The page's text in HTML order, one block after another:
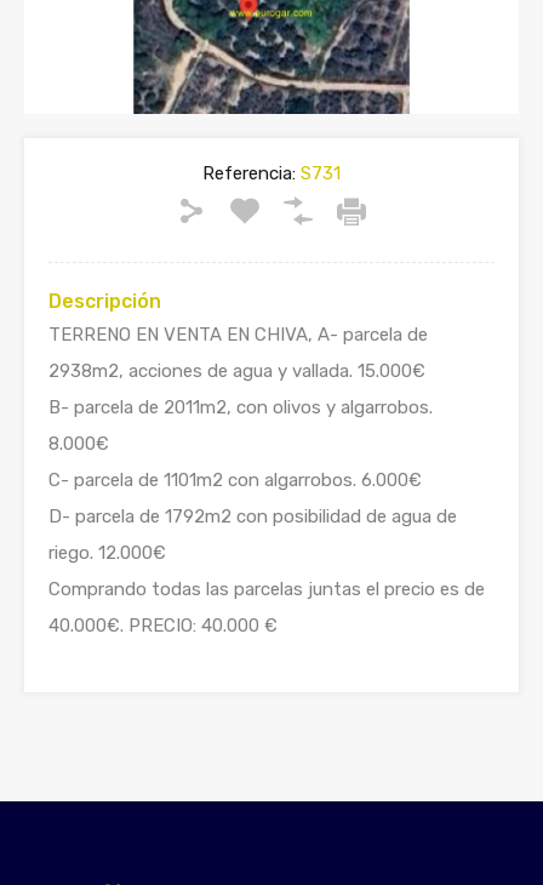
Referencia: S731
Descripción
TERRENO EN VENTA EN CHIVA, A- parcela de
2938m2, acciones de agua y vallada. 15.000€
B- parcela de 2011m2, con olivos y algarrobos.
8.000€
C- parcela de 1101m2 con algarrobos. 6.000€
D- parcela de 1792m2 con posibilidad de agua de
riego. 12.000€
Comprando todas las parcelas juntas el precio es de
40.000€. PRECIO: 40.000 €